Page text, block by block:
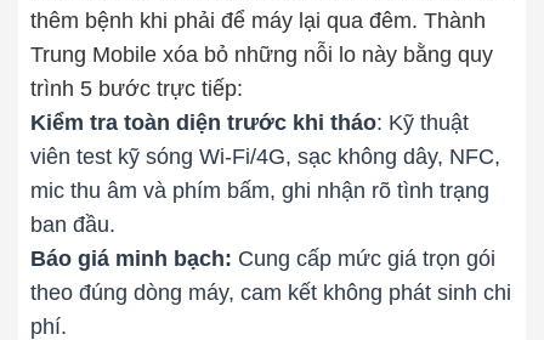
thêm bệnh khi phải để máy lại qua đêm. Thành
Trung Mobile xóa bỏ những nỗi lo này bằng quy
trình 5 bước trực tiếp:
Kiểm tra toàn diện trước khi tháo: Kỹ thuật
viên test kỹ sóng Wi-Fi/4G, sạc không dây, NFC,
mic thu âm và phím bấm, ghi nhận rõ tình trạng
ban đầu.
Báo giá minh bạch: Cung cấp mức giá trọn gói
theo đúng dòng máy, cam kết không phát sinh chi
phí.